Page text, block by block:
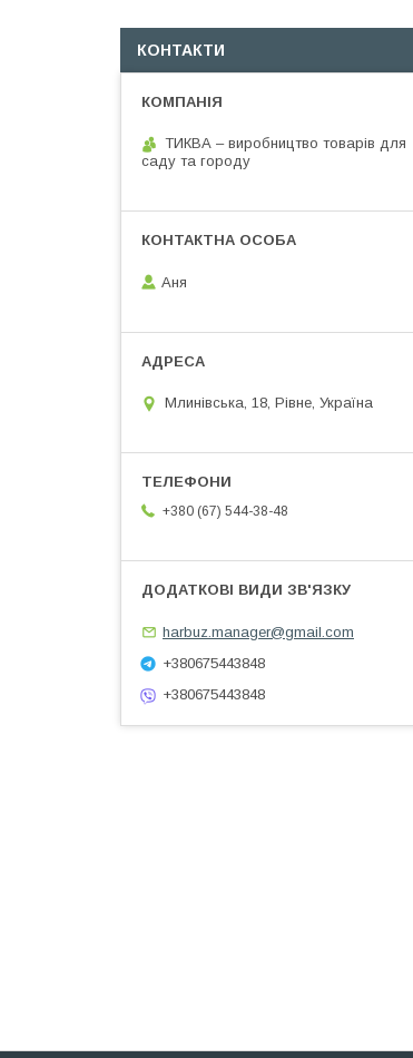
КОНТАКТИ
ТИКВА – виробництво товарів для
саду та городу
Аня
Млинівська, 18, Рівне, Україна
+380 (67) 544-38-48
harbuz.manager@gmail.com
+380675443848
+380675443848